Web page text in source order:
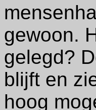
gewoon.
gelegd?
blijft en
hoog